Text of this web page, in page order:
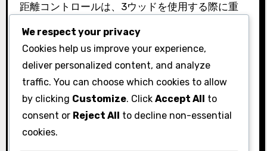
距離コントロールは、3ウッドを使用する際に重
える可能性があります。多くのプレーヤーは、ス
イングスピードの不安定さや不適切なボールポジ
ションのためにこれに苦労します。距離コントロ
ールを改善するためには、さまざまな距離でショ
ットを打つ練習を行い、スイングの長さとスピー
ドを調整することに集中します。
We respect your privacy
Cookies help us improve your experience,
deliver personalized content, and analyze
traffic. You can choose which cookies to allow
by clicking Customize. Click Accept All to
consent or Reject All to decline non-essential
cookies.